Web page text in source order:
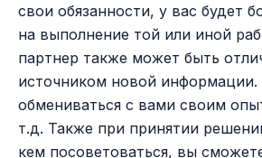
свои обязанности, у вас будет
на выполнение той или иной
партнер также может быть
источником новой
обмениваться с вами своим
т.д. Также при принятии
кем посоветоваться, вы